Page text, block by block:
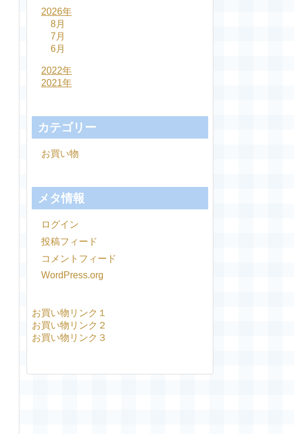
2026年
8月
7月
6月
2022年
2021年
カテゴリー
お買い物
メタ情報
ログイン
投稿フィード
コメントフィード
WordPress.org
お買い物リンク１
お買い物リンク２
お買い物リンク３